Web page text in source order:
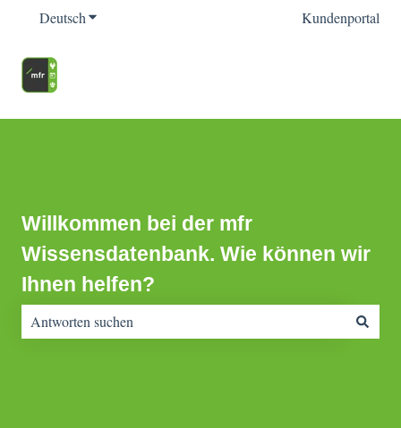
DeutschUntermenü für Übersetzungen anzeigenKundenportal
Willkommen bei der mfr
Wissensdatenbank. Wie können wir
Ihnen helfen?